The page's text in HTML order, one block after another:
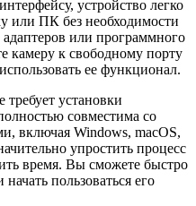
устройство легко
или ПК без необходимости
или программного
камеру к свободному порту
ее функционал.
установки
совместима со
включая Windows, macOS,
упростить процесс
время. Вы сможете быстро
пользоваться его